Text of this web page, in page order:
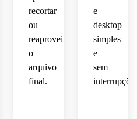
recortar
ou
reaproveitar
o
arquivo
final.
e
desktop
simples
e
sem